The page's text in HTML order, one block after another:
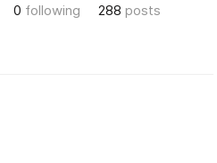
0 following 288 posts